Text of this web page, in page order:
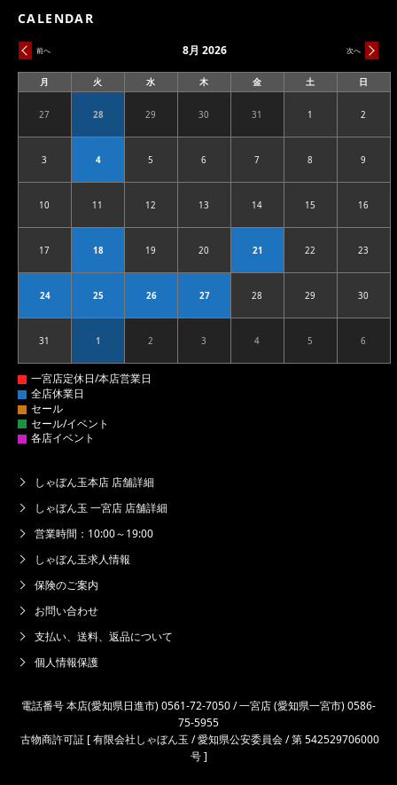
CALENDAR
前へ 次へ
8月 2026
月
曜
火
曜
水
曜
木
曜
金
曜
土
曜
日
曜
272026.07.27 282026.07.28 292026.07.29 302026.07.30 312026.07.31 12026.08.01 2
32026.08.03 42026.08.04 52026.08.05 62026.08.06 72026.08.07 82026.08.08 9
102026.08.10 112026.08.11 122026.08.12 132026.08.13 142026.08.14 152026.08.15 16
172026.08.17 182026.08.18 192026.08.19 202026.08.20 212026.08.21 222026.08.22 23
242026.08.24 252026.08.25 262026.08.26 272026.08.27 282026.08.28 292026.08.29 30
312026.08.31 12026.09.01 22026.09.02 32026.09.03 42026.09.04 52026.09.05 6
しゃぼん玉本店 店舗詳細
しゃぼん玉 一宮店 店舗詳細
営業時間：10:00～19:00
しゃぼん玉求人情報
保険のご案内
お問い合わせ
支払い、送料、返品について
個人情報保護
電話番号 本店(愛知県日進市) 0561-72-7050 / 一宮店 (愛知県一宮市) 0586-
75-5955
古物商許可証 [ 有限会社しゃぼん玉 / 愛知県公安委員会 / 第 542529706000
号 ]